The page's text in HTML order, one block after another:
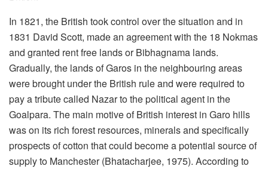
In 1821, the British took control over the situation and in
1831 David Scott, made an agreement with the 18 Nokmas
and granted rent free lands or Bibhagnama lands.
Gradually, the lands of Garos in the neighbouring areas
were brought under the British rule and were required to
pay a tribute called Nazar to the political agent in the
Goalpara. The main motive of British interest in Garo hills
was on its rich forest resources, minerals and specifically
prospects of cotton that could become a potential source of
supply to Manchester (Bhatacharjee, 1975). According to